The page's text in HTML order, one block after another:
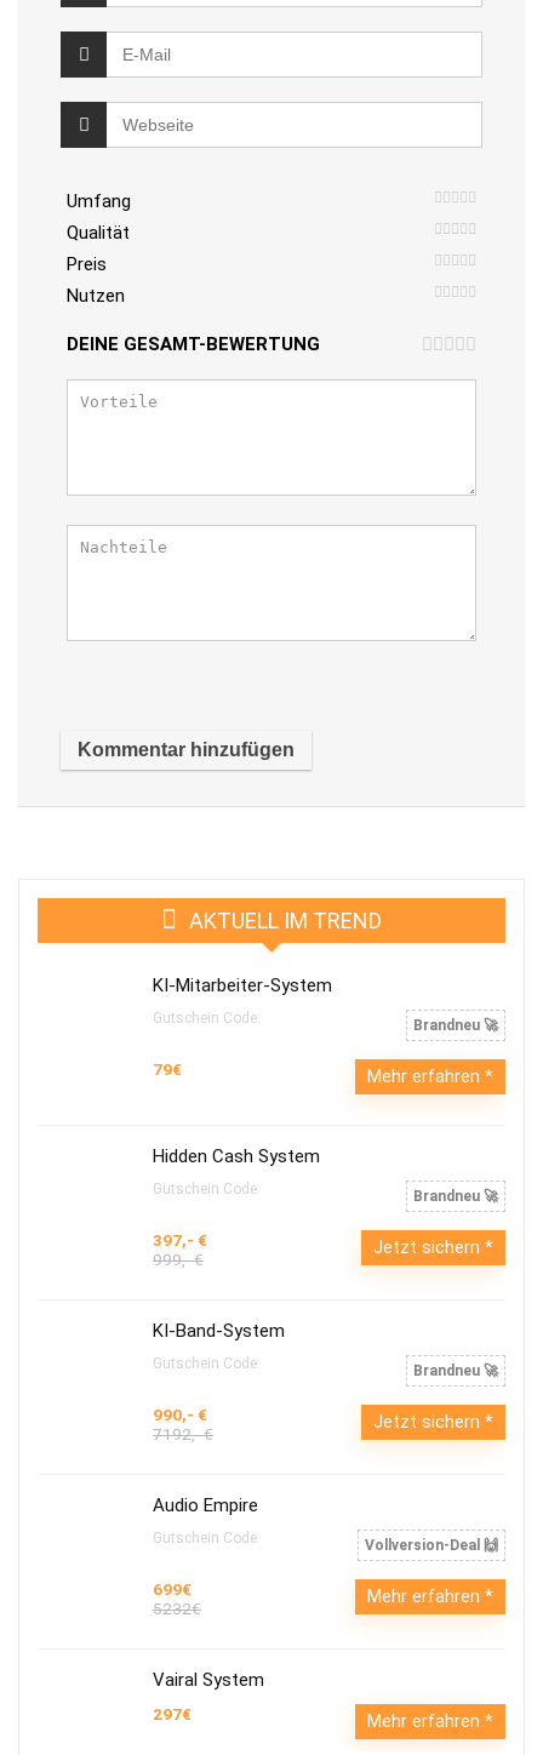
Umfang
Qualität
Preis
Nutzen
DEINE GESAMT-BEWERTUNG
AKTUELL IM TREND
KI-Mitarbeiter-System
Gutschein Code: Brandneu 🚀
79€ Mehr erfahren
Hidden Cash System
Gutschein Code: Brandneu 🚀
397,- €
999,- €
Jetzt sichern
KI-Band-System
Gutschein Code: Brandneu 🚀
990,- €
7192,- €
Jetzt sichern
Audio Empire
Gutschein Code: Vollversion-Deal 🙌
699€
5232€
Mehr erfahren
Vairal System
297€ Mehr erfahren